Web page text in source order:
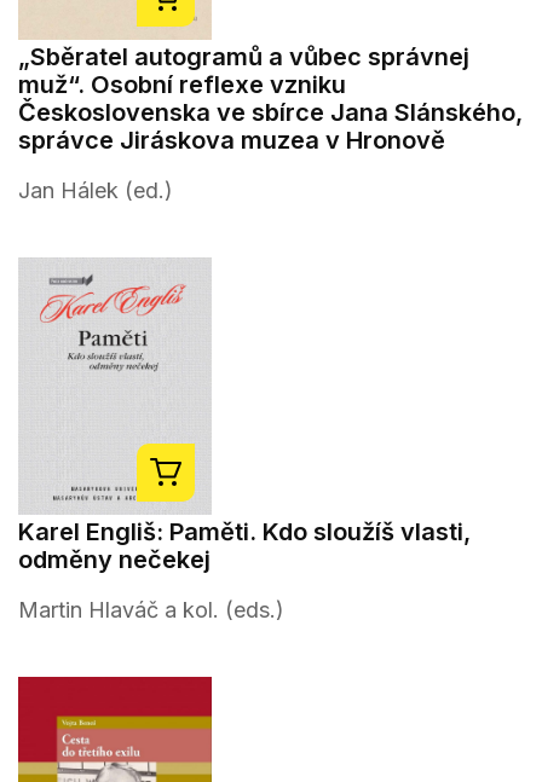
„Sběratel autogramů a vůbec správnej
muž“. Osobní reflexe vzniku
Československa ve sbírce Jana Slánského,
správce Jiráskova muzea v Hronově
Jan Hálek (ed.)
Karel Engliš: Paměti. Kdo sloužíš vlasti,
odměny nečekej
Martin Hlaváč a kol. (eds.)